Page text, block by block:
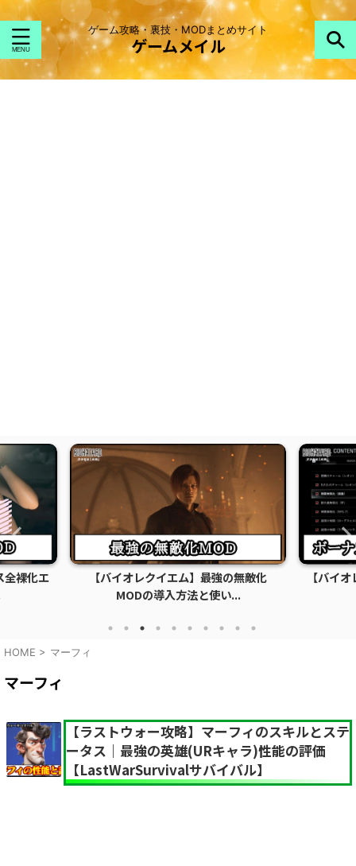
ゲーム攻略・裏技・MODまとめサイト
ゲームメイル
全裸化エ
【バイオレクイエム】最強の無敵化
MODの導入方法と使い...
【バイ
HOME > マーフィ
マーフィ
【ラストウォー攻略】マーフィのスキルとステ
ータス｜最強の英雄(URキャラ)性能の評価
【LastWarSurvivalサバイバル】